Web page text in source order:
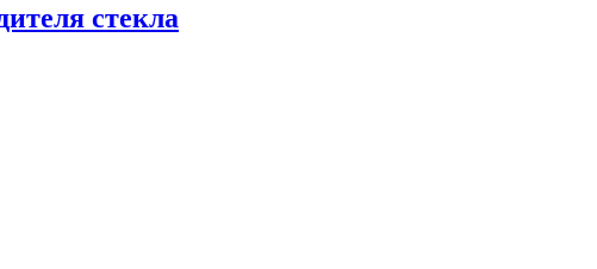
стекла